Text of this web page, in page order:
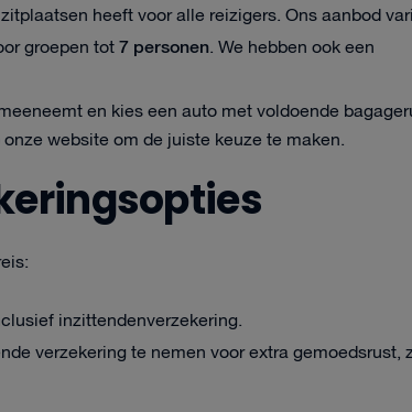
heeft voor alle reizigers. Ons aanbod
groepen tot7 personen. We hebben ook een
en kies een auto met voldoende
website om de juiste keuze te maken.
inzittendenverzekering.
verzekering te nemen voor extra gemoedsrust,